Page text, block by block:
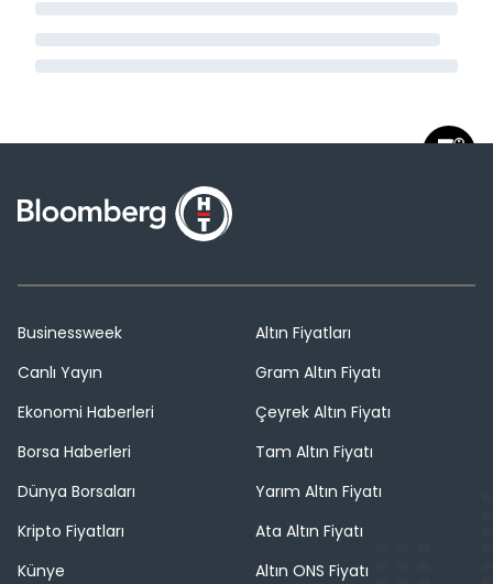
Businessweek
Canlı Yayın
Ekonomi Haberleri
Borsa Haberleri
Dünya Borsaları
Kripto Fiyatları
Künye
Altın Fiyatları
Gram Altın Fiyatı
Çeyrek Altın Fiyatı
Tam Altın Fiyatı
Yarım Altın Fiyatı
Ata Altın Fiyatı
Altın ONS Fiyatı